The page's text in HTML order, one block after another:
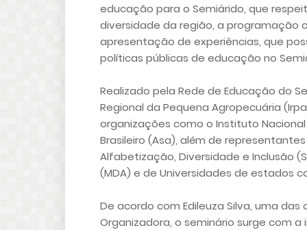
educação para o Semiárido, que
diversidade da região, a programação
apresentação de experiências, que
políticas públicas de educação no
Realizado pela Rede de Educação do
Regional da Pequena Agropecuária
organizações como o Instituto
Brasileiro (Asa), além de
Alfabetização, Diversidade e Inclusão
(MDA) e de Universidades de estados
De acordo com Edileuza Silva, uma
Organizadora, o seminário surge com